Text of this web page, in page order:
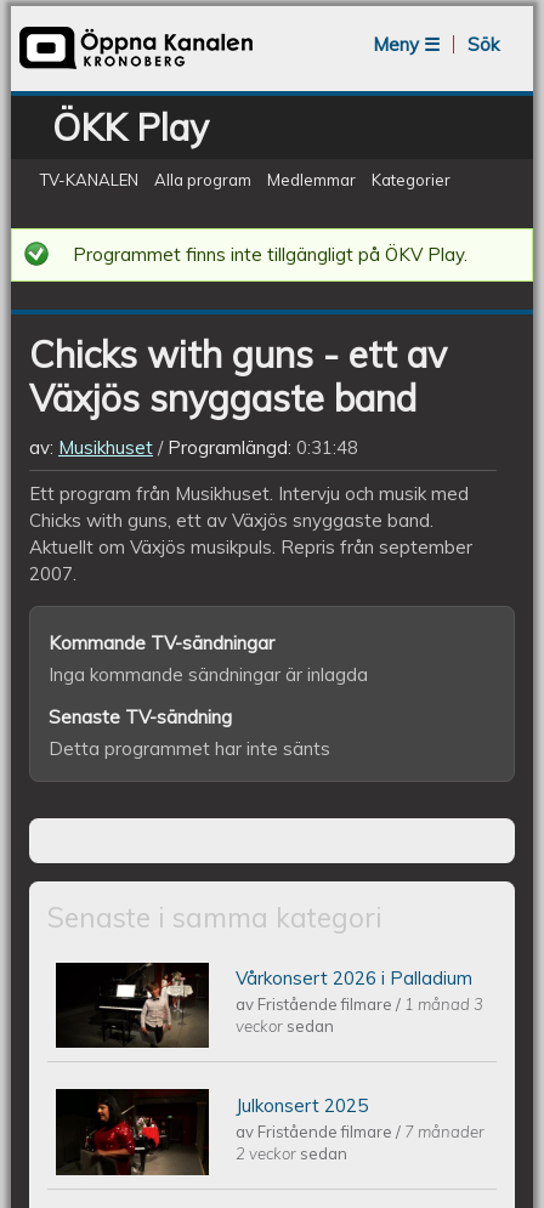
Meny ☰
Sök
ÖKK Play
TV-KANALEN Alla program Medlemmar Kategorier
Chicks
with
guns
ett
av
Växjös
snyggaste
band
Programmet finns inte tillgängligt på ÖKV Play.
Chicks with guns - ett av
Växjös snyggaste band
av: Musikhuset Programlängd: 0:31:48
Ett program från Musikhuset. Intervju och musik med
Chicks with guns, ett av Växjös snyggaste band.
Aktuellt om Växjös musikpuls. Repris från september
2007.
Kommande TV-sändningar
Inga kommande sändningar är inlagda
Senaste TV-sändning
Detta programmet har inte sänts
Senaste i samma kategori
Piano Marly Azevedo Andersson
Vårkonsert PALLADIUM 2026 06 10
Vårkonsert 2026 i Palladium
av Fristående filmare/ 1 månad 3
veckor sedan
Piano Marly Azevedo Andersson
Julkonsert PALLADIUM 251206
Julkonsert 2025
av Fristående filmare/ 7 månader
2 veckor sedan